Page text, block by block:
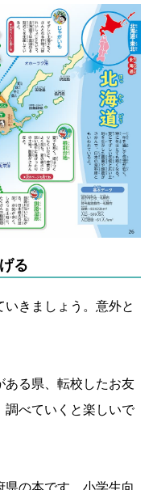
る
きましょう。意外と
ある県、転校したお友
調べていくと楽しいで